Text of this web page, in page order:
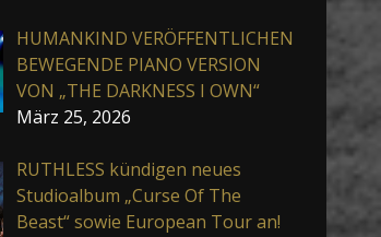
HUMANKIND VERÖFFENTLICHEN
BEWEGENDE PIANO VERSION
VON „THE DARKNESS I OWN“
März 25, 2026
RUTHLESS kündigen neues
Studioalbum „Curse Of The
Beast“ sowie European Tour an!